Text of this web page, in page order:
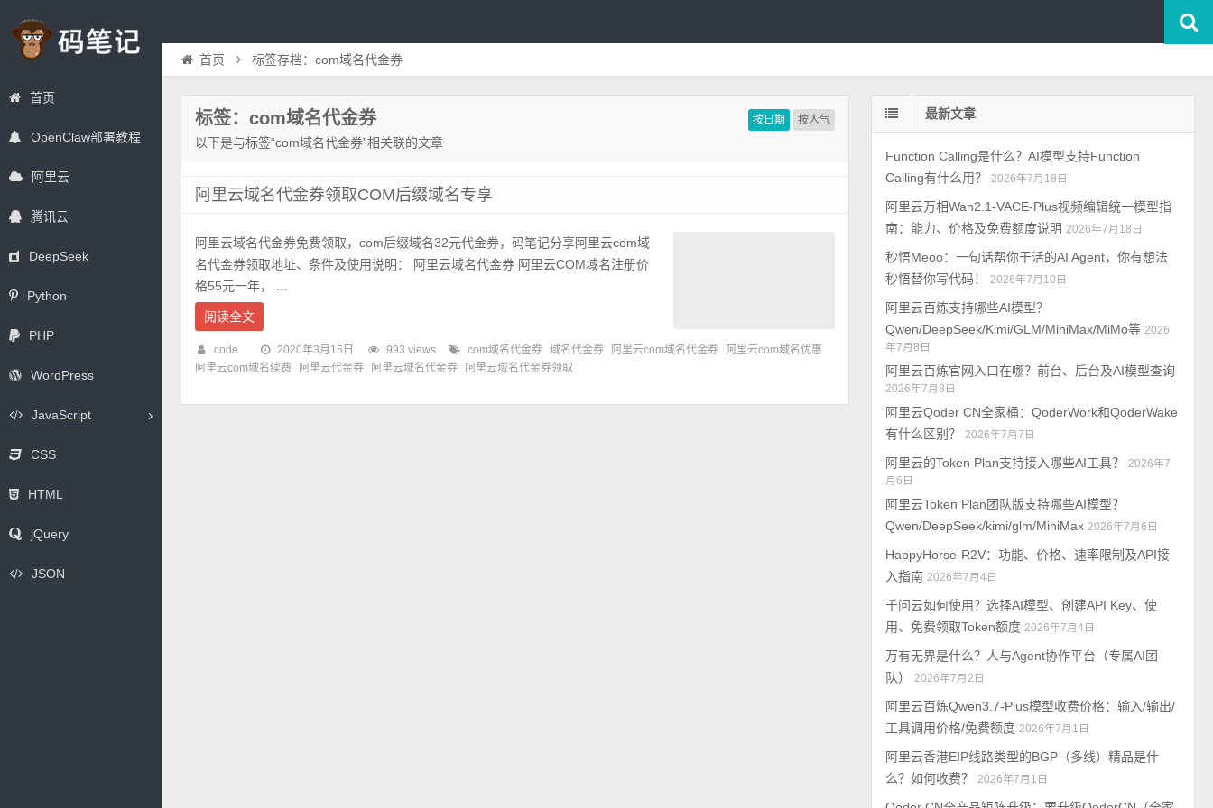
首页
OpenClaw部署教程
阿里云
腾讯云
DeepSeek
Python
PHP
WordPress
JavaScript
CSS
HTML
jQuery
JSON
首页 标签存档：com域名代金券
按日期 按人气
标签：com域名代金券
以下是与标签“com域名代金券”相关联的文章
阿里云域名代金券领取COM后缀域名专享
阿里云域名代金券免费领取，com后缀域名32元代金券，码笔记分享阿里云com域
名代金券领取地址、条件及使用说明： 阿里云域名代金券 阿里云COM域名注册价
格55元一年， ...
阅读全文
code 2020年3月15日 993 views com域名代金券 域名代金券 阿里云com域名代金券
阿里云com域名优惠
阿里云com域名续费
阿里云代金券 阿里云域名代金券 阿里云域名代金券领取
最新文章
Function Calling是什么？AI模型支持Function
Calling有什么用？
2026年7月18日
阿里云万相Wan2.1-VACE-Plus视频编辑统一模型指
南：能力、价格及免费额度说明 2026年7月18日
秒悟Meoo：一句话帮你干活的AI Agent，你有想法
秒悟替你写代码！
2026年7月10日
阿里云百炼支持哪些AI模型？
Qwen/DeepSeek/Kimi/GLM/MiniMax/MiMo等 2026
年7月8日
阿里云百炼官网入口在哪？前台、后台及AI模型查询
2026年7月8日
阿里云Qoder CN全家桶：QoderWork和QoderWake
有什么区别？
2026年7月7日
阿里云的Token Plan支持接入哪些AI工具？
2026年7
月6日
阿里云Token Plan团队版支持哪些AI模型？
Qwen/DeepSeek/kimi/glm/MiniMax 2026年7月6日
HappyHorse-R2V：功能、价格、速率限制及API接
入指南 2026年7月4日
千问云如何使用？选择AI模型、创建API Key、使
用、免费领取Token额度 2026年7月4日
万有无界是什么？人与Agent协作平台（专属AI团
队）
2026年7月2日
阿里云百炼Qwen3.7-Plus模型收费价格：输入/输出/
工具调用价格/免费额度 2026年7月1日
阿里云香港EIP线路类型的BGP（多线）精品是什
么？如何收费？
2026年7月1日